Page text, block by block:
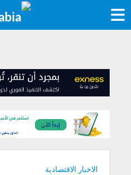
الاخبار الاقتصادية